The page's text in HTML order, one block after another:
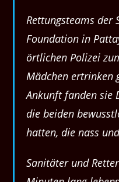
Rettungsteams der
Foundation in
örtlichen Polizei
Mädchen ertrinken
Ankunft fanden sie
die beiden
hatten, die nass
Sanitäter und